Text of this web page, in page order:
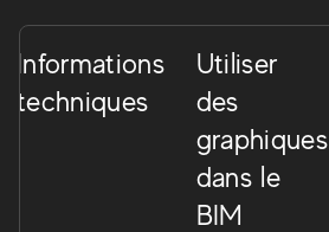
Informations
techniques
Utiliser
des
graphiques
dans le
BIM